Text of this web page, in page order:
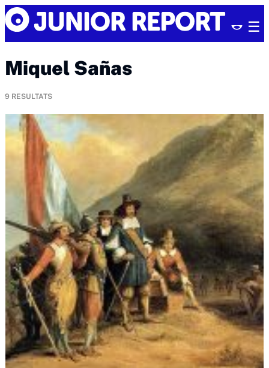
Skip
to
content
Junior
Report
Miquel Sañas
9 RESULTATS